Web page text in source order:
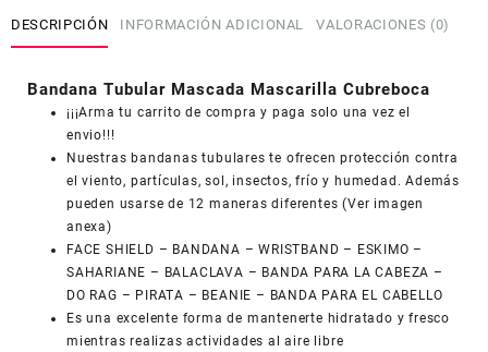
DESCRIPCIÓN INFORMACIÓN ADICIONAL VALORACIONES (0)
Bandana Tubular Mascada Mascarilla Cubreboca
¡¡¡Arma tu carrito de compra y paga solo una vez el
envio!!!
Nuestras bandanas tubulares te ofrecen protección contra
el viento, partículas, sol, insectos, frío y humedad. Además
pueden usarse de 12 maneras diferentes (Ver imagen
anexa)
FACE SHIELD – BANDANA – WRISTBAND – ESKIMO –
SAHARIANE – BALACLAVA – BANDA PARA LA CABEZA –
DO RAG – PIRATA – BEANIE – BANDA PARA EL CABELLO
Es una excelente forma de mantenerte hidratado y fresco
mientras realizas actividades al aire libre